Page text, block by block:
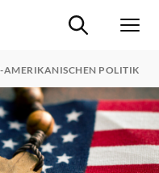
Suche ein-/
AMERIKANISCHEN POLITIK